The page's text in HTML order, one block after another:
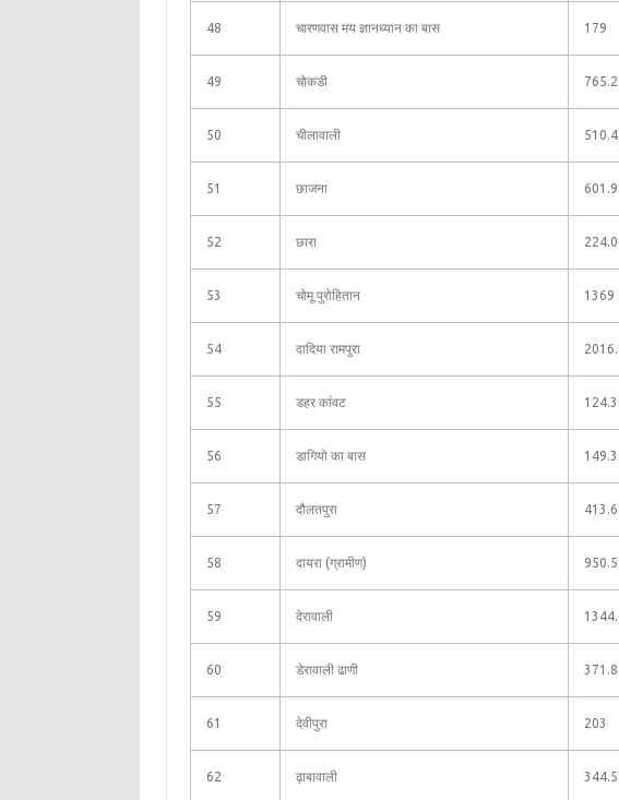
48 चारणवास मय ज्ञानध्यान का बास 179
49 चोकडी
50 चीलावाली
51 छाजना
52 छारा
53 चोमू पुरोहितान 1369
54 दादिया रामपुरा
55 डहर कांवट
56 डागियो का बास
57 दौलतपुरा
58 दायरा (ग्रामीण)
59 देरावाली
60 डेरावाली ढाणी
61 देवीपुरा 203
62 ढ़ाबावाली